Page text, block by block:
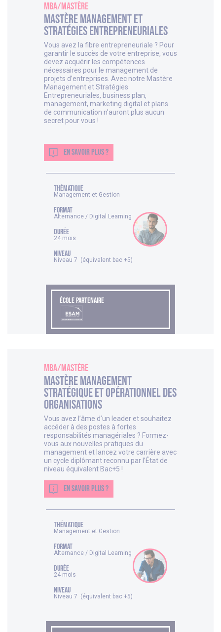
MBA/Mastère
Mastère Management et
Stratégies Entrepreneuriales
Vous avez la fibre entrepreneuriale ? Pour
garantir le succès de votre entreprise, vous
devez acquérir les compétences
nécessaires pour le management de
projets d’entreprises. Avec notre Mastère
Management et Stratégies
Entrepreneuriales, business plan,
management, marketing digital et plans
de communication n’auront plus aucun
secret pour vous !
EN SAVOIR PLUS ?
thématique
Management et Gestion
FORMAT
Alternance / Digital Learning
DURÉE
24 mois
NIVEAU
Niveau 7 (équivalent bac +5)
ÉCOLE PARTENAIRE
MBA/Mastère
Mastère Management
Stratégique et Opérationnel des
Organisations
Vous avez l’âme d’un leader et souhaitez
accéder à des postes à fortes
responsabilités managériales ? Formez-
vous aux nouvelles pratiques du
management et lancez votre carrière avec
un cycle diplômant reconnu par l’État de
niveau équivalent Bac+5 !
EN SAVOIR PLUS ?
thématique
Management et Gestion
FORMAT
Alternance / Digital Learning
DURÉE
24 mois
NIVEAU
Niveau 7 (équivalent bac +5)